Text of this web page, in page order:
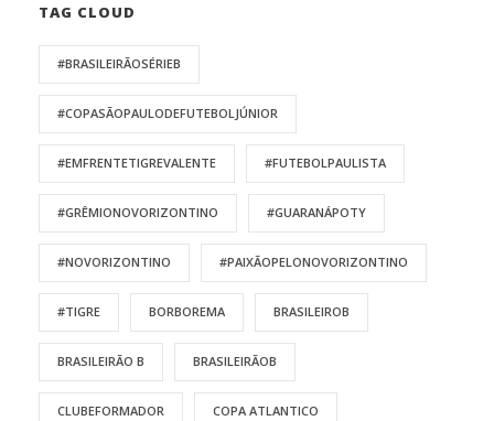
TAG CLOUD
#BRASILEIRÃOSÉRIEB
#COPASÃOPAULODEFUTEBOLJÚNIOR
#EMFRENTETIGREVALENTE #FUTEBOLPAULISTA
#GRÊMIONOVORIZONTINO #GUARANÁPOTY
#NOVORIZONTINO #PAIXÃOPELONOVORIZONTINO
#TIGRE BORBOREMA BRASILEIROB
BRASILEIRÃO B BRASILEIRÃOB
CLUBEFORMADOR COPA ATLANTICO